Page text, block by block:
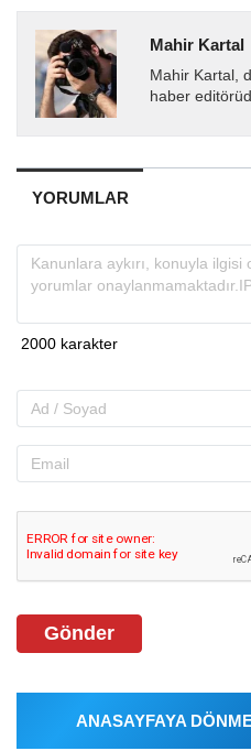
Mahir Kartal
Mahir Kartal,
haber
gelişmeleri
YORUMLAR
Gönder
ANASAYFAYA